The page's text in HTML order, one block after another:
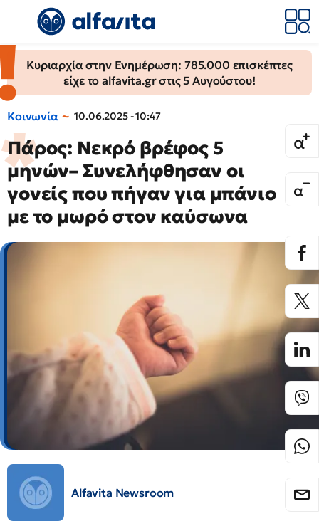
Κυριαρχία στην Ενημέρωση: 785.000 επισκέπτες
είχε το alfavita.gr στις 5 Αυγούστου!
Κοινωνία 10.06.2025 - 10:47
Πάρος: Νεκρό βρέφος 5
μηνών– Συνελήφθησαν οι
γονείς που πήγαν για μπάνιο
με το μωρό στον καύσωνα
Alfavita Newsroom